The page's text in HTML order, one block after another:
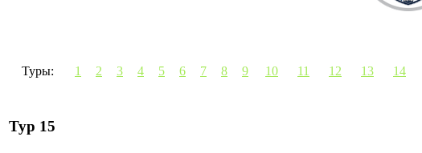
Туры: 1 2 3 4 5 6 7 8 9 10 11 12 13 14
Тур 15